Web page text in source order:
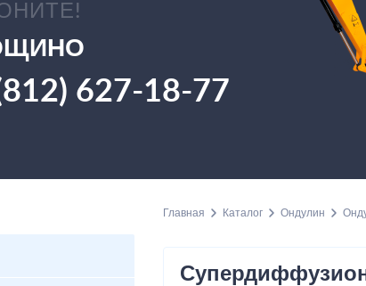
627-18-77
Главная Каталог Ондулин